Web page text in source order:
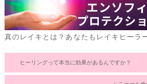
真のレイキとは？あなたもレイキヒーラ
ヒーリングって本当に効果があるんですか？